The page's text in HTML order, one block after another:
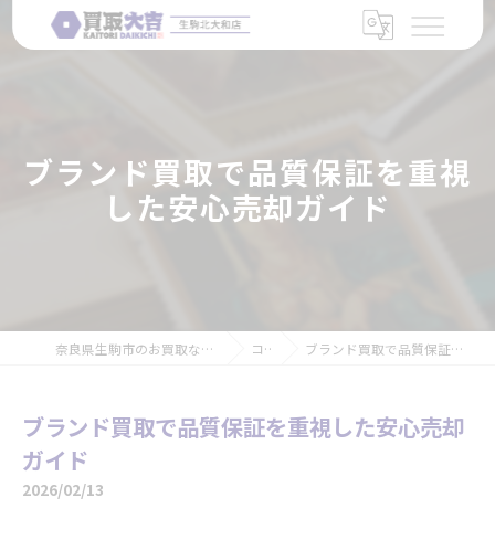
ブランド買取で品質保証を重視
した安心売却ガイド
奈良県生駒市のお買取なら買取大吉 生駒北大和店 コラム ブランド買取で品質保証を重視した安心売却ガイド
ブランド買取で品質保証を重視した安心売却
ガイド
2026/02/13